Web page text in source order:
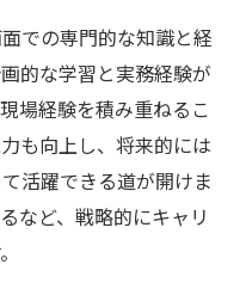
を高める成長ストー
での専門的な知識と経
的な学習と実務経験が
場経験を積み重ねるこ
も向上し、将来的には
活躍できる道が開けま
など、戦略的にキャリ